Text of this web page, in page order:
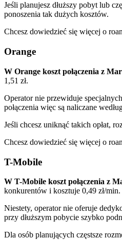
Jeśli planujesz dłuższy pobyt lub
ponoszenia tak dużych kosztów.
Chcesz dowiedzieć się więcej o
Orange
W Orange koszt połączenia z
1,51 zł.
Operator nie przewiduje
połączenia więc są naliczane
Jeśli chcesz uniknąć takich opłat,
Chcesz dowiedzieć się więcej o
T-Mobile
W T-Mobile koszt połączenia z
konkurentów i kosztuje 0,49 zł/min.
Niestety, operator nie oferuje
przy dłuższym pobycie szybko
Dla osób planujących częstsze